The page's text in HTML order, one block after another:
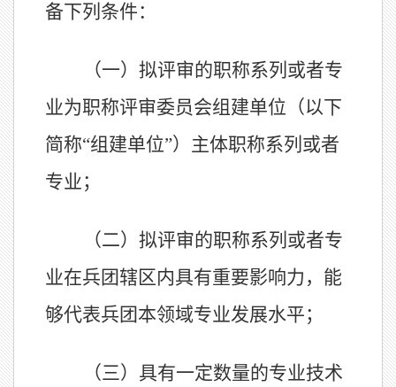
备下列条件：
（一） 拟评审的职称系列或者专
业为职称评审委员会组建单位 （以下
简称“组建单位”） 主体职称系列或者
专业；
（二） 拟评审的职称系列或者专
业在兵团辖区内具有重要影响力，能
够代表兵团本领域专业发展水平；
（三） 具有一定数量的专业技术